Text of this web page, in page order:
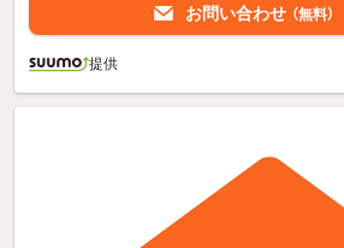
お問い合わせ （無料）
提供